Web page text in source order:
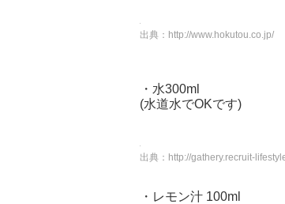
出典： http://www.hokutou.co.jp/
・水300ml
(水道水でOKです)
出典： http://gathery.recruit-
・レモン汁 100ml